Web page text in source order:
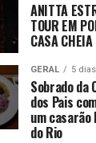
ANITTA
TOUR EM
CASA CHEIA
GERAL 5
Sobrado da
dos Pais
um
do Rio